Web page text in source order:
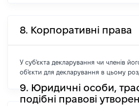
8. Корпоративні права
У суб'єкта декларування чи членів його
об'єкти для декларування в цьому
9. Юридичні особи,
подібні правові